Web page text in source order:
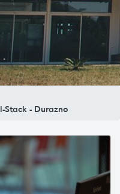
Stack - Durazno